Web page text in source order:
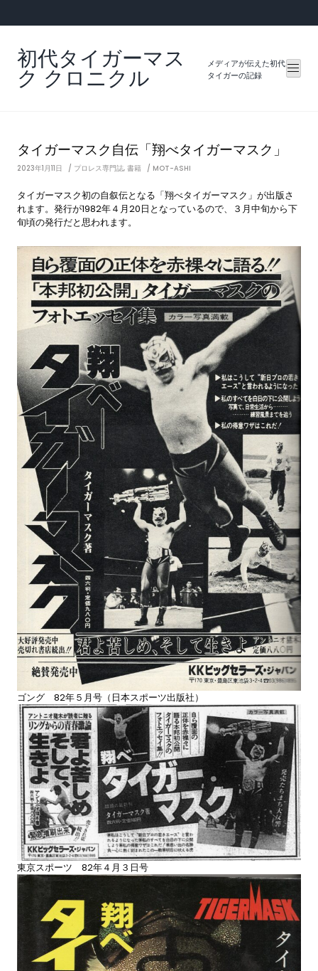
初代タイガーマス
ク クロニクル
メディアが伝えた初代
タイガーの記録
タイガーマスク自伝「翔べタイガーマスク」
2023年1月11日 プロレス専門誌, 書籍 MOT-ASHI
タイガーマスク初の自叙伝となる「翔べタイガーマスク」が出版さ
れます。発行が1982年４月20日となっているので、３月中旬から下
旬頃の発行だと思われます。
ゴング 82年５月号（日本スポーツ出版社）
東京スポーツ 82年４月３日号